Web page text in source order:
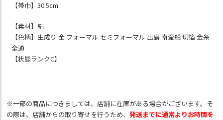
【帯巾】30.5cm
【素材】絹
【色柄】生成り 金 フォーマル セミフォーマル 出島 南蛮船 切箔 金糸
全通
【状態ランクC】
※一部の商品につきましては、店舗に在庫がある場合がございます。そ
の際は、店舗からの取り寄せを行うため、発送までに通常よりお時間を